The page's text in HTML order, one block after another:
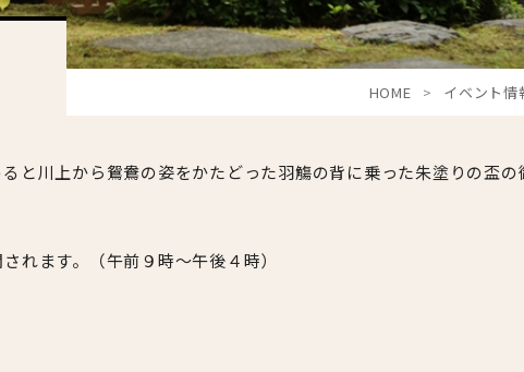
HOME イベント情
と川上から鴛鴦の姿をかたどった羽觴の背に乗った朱塗りの盃
れます。（午前９時～午後４時）